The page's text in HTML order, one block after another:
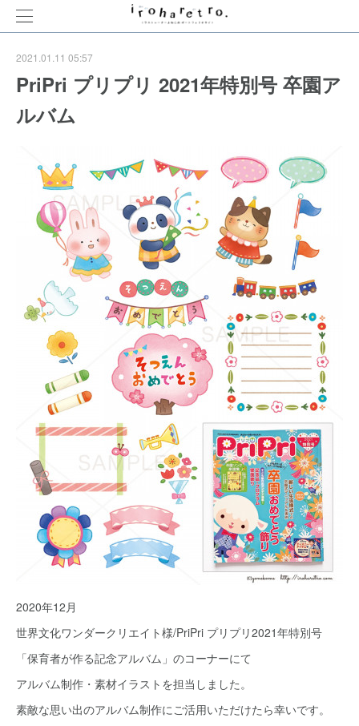
2021.01.11 05:57
PriPri プリプリ 2021年特別号 卒園ア
ルバム
2020年12月
世界文化ワンダークリエイト様/PriPri プリプリ2021年特別号
「保育者が作る記念アルバム」のコーナーにて
アルバム制作・素材イラストを担当しました。
素敵な思い出のアルバム制作にご活用いただけたら幸いです。